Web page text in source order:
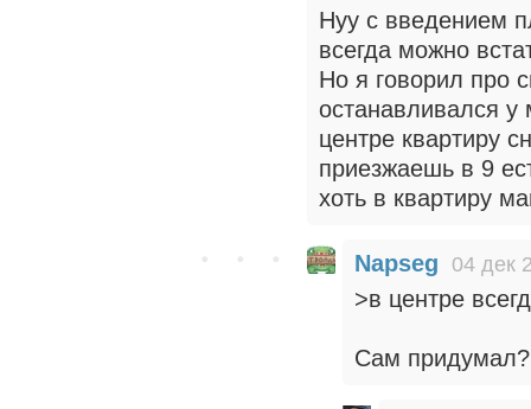
Нуу с введением
всегда можно
Но я говорил про
останавливался
центре квартиру
приезжаешь в 9
хоть в квартиру
Napseg 04 дек
>в центре
Сам